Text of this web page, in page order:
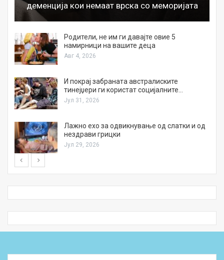
деменција кои немаат врска со меморијата
Родители, не им ги давајте овие 5
намирници на вашите деца
Авг 4, 2026
И покрај забраната австралиските
тинејџери ги користат социјалните…
Јул 31, 2026
Лажно ехо за одвикнување од слатки и од
нездрави грицки
Јул 29, 2026